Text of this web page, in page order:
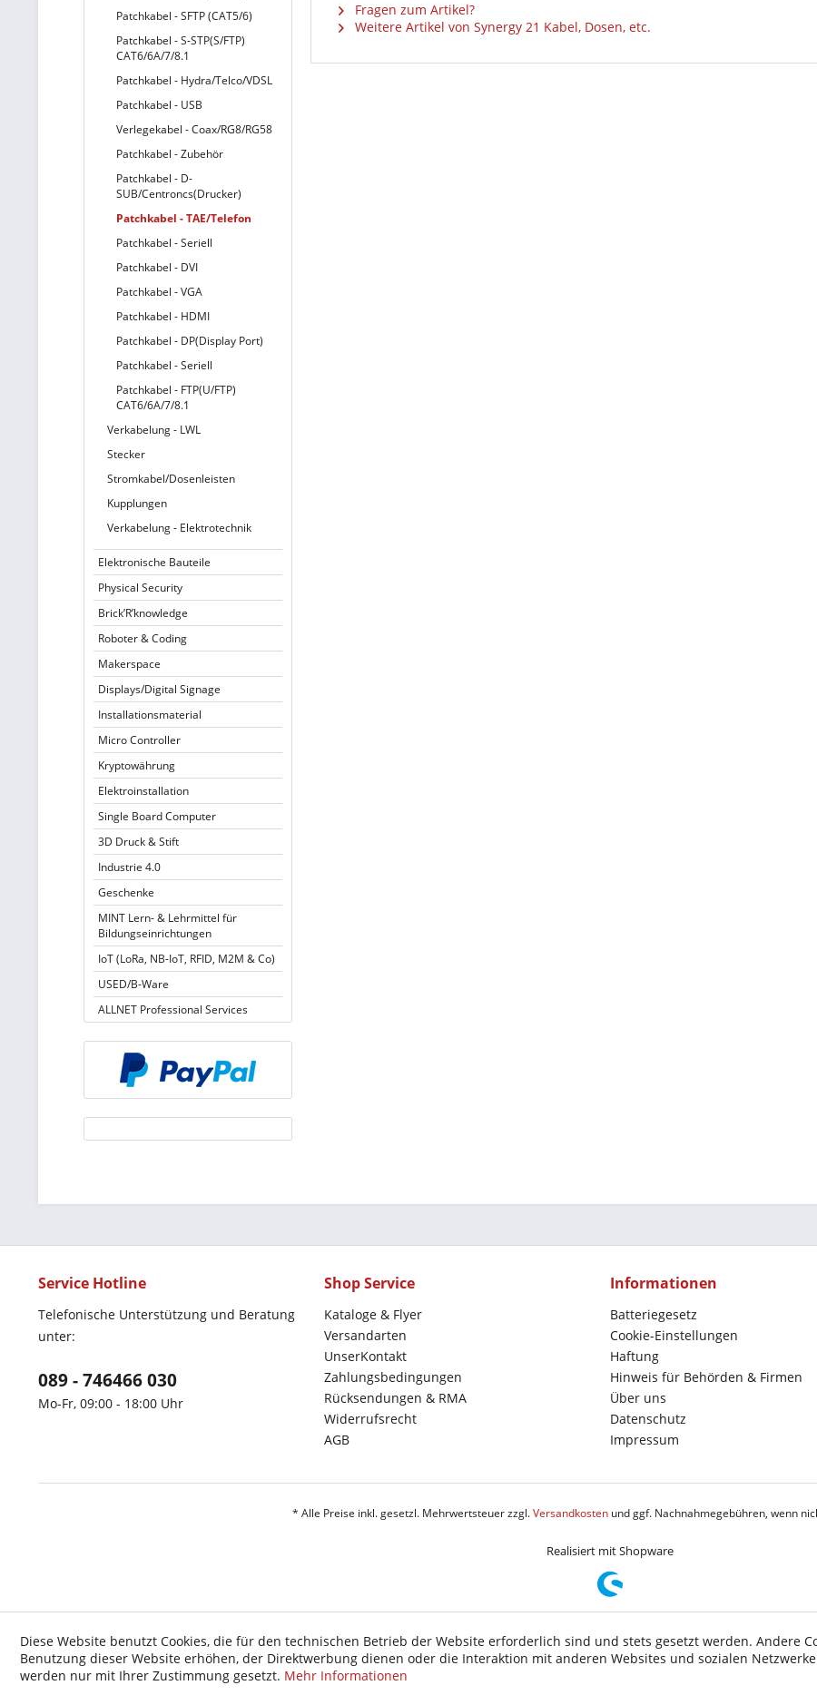
Patchkabel - SFTP (CAT5/6)
Patchkabel - S-STP(S/FTP)
CAT6/6A/7/8.1
Patchkabel - Hydra/Telco/VDSL
Patchkabel - USB
Verlegekabel - Coax/RG8/RG58
Patchkabel - Zubehör
Patchkabel - D-
SUB/Centroncs(Drucker)
Patchkabel - TAE/Telefon
Patchkabel - Seriell
Patchkabel - DVI
Patchkabel - VGA
Patchkabel - HDMI
Patchkabel - DP(Display Port)
Patchkabel - Seriell
Patchkabel - FTP(U/FTP)
CAT6/6A/7/8.1
Verkabelung - LWL
Stecker
Stromkabel/Dosenleisten
Kupplungen
Verkabelung - Elektrotechnik
Elektronische Bauteile
Physical Security
Brick’R’knowledge
Roboter & Coding
Makerspace
Displays/Digital Signage
Installationsmaterial
Micro Controller
Kryptowährung
Elektroinstallation
Single Board Computer
3D Druck & Stift
Industrie 4.0
Geschenke
MINT Lern- & Lehrmittel für
Bildungseinrichtungen
IoT (LoRa, NB-IoT, RFID, M2M & Co)
USED/B-Ware
ALLNET Professional Services
Fragen zum Artikel?
Weitere Artikel von Synergy 21 Kabel, Dosen, etc.
Service Hotline
Telefonische Unterstützung und Beratung
unter:
089 - 746466 030
Mo-Fr, 09:00 - 18:00 Uhr
Shop Service
Kataloge & Flyer
Versandarten
UnserKontakt
Zahlungsbedingungen
Rücksendungen & RMA
Widerrufsrecht
AGB
Informationen
Batteriegesetz
Cookie-Einstellungen
Haftung
Hinweis für Behörden & Firmen
Über uns
Datenschutz
Impressum
* Alle Preise inkl. gesetzl. Mehrwertsteuer zzgl.Versandkostenund ggf. Nachnahmegebühren, wenn
Realisiert mit Shopware
Diese Website benutzt Cookies, die für den technischen Betrieb der Website erforderlich sind und stets gesetzt werden. Andere
Benutzung dieser Website erhöhen, der Direktwerbung dienen oder die Interaktion mit anderen Websites und sozialen
werden nur mit Ihrer Zustimmung gesetzt. Mehr Informationen